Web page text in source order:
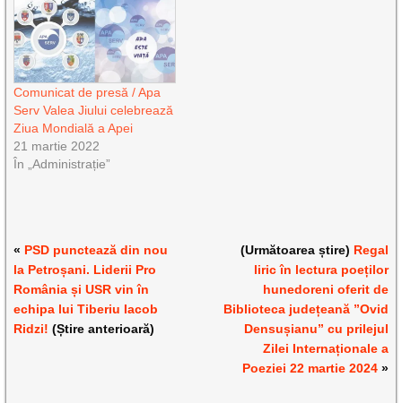
Comunicat de presă / Apa
Serv Valea Jiului celebrează
Ziua Mondială a Apei
21 martie 2022
În „Administrație”
« PSD punctează din nou
la Petroșani. Liderii Pro
România și USR vin în
echipa lui Tiberiu Iacob
Ridzi! (Știre anterioară)
(Următoarea știre) Regal
liric în lectura poeților
hunedoreni oferit de
Biblioteca județeană ”Ovid
Densușianu” cu prilejul
Zilei Internaționale a
Poeziei 22 martie 2024»